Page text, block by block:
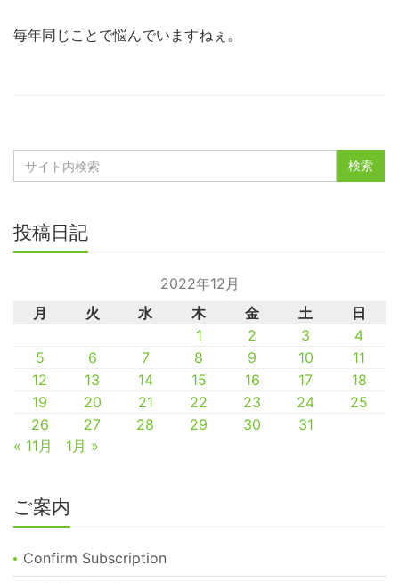
毎年同じことで悩んでいますねぇ。
投稿日記
2022年12月
月
火 水 木 金 土
日
1
2 3
4
5
6 7 8 9 10
11
12
13 14 15 16 17
18
19
20 21 22 23 24
25
26
27 28 29 30
31
« 11月
1月 »
ご案内
Confirm Subscription